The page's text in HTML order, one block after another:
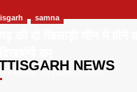
NEWS
samna
Pangare August 6, 2026